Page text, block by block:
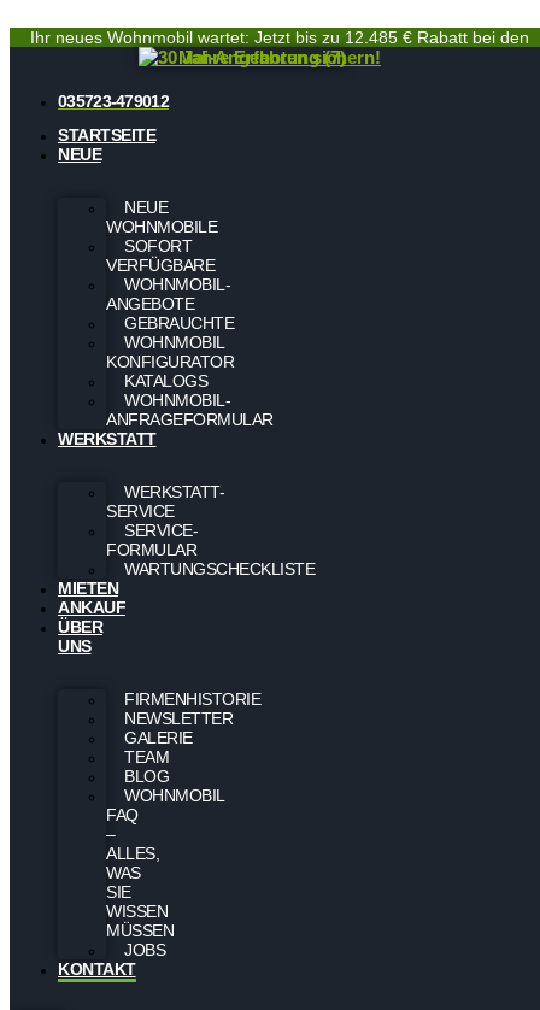
Ihr neues Wohnmobil wartet: Jetzt bis zu 12.485 € Rabatt bei den
Mai-Angeboten sichern!
035723-479012
STARTSEITE
NEUE
NEUE
WOHNMOBILE
SOFORT
VERFÜGBARE
WOHNMOBIL-
ANGEBOTE
GEBRAUCHTE
WOHNMOBIL
KONFIGURATOR
KATALOGS
WOHNMOBIL-
ANFRAGEFORMULAR
WERKSTATT
WERKSTATT-
SERVICE
SERVICE-
FORMULAR
WARTUNGSCHECKLISTE
MIETEN
ANKAUF
ÜBER
UNS
FIRMENHISTORIE
NEWSLETTER
GALERIE
TEAM
BLOG
WOHNMOBIL
FAQ
–
ALLES,
WAS
SIE
WISSEN
MÜSSEN
JOBS
KONTAKT